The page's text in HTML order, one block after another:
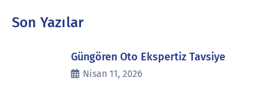
Son Yazılar
Güngören Oto Ekspertiz Tavsiye
Nisan 11, 2026